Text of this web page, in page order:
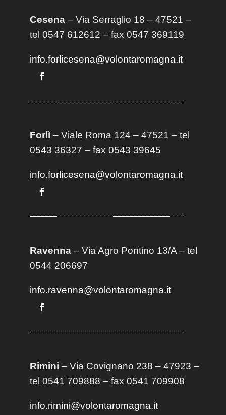
Cesena– Via Serraglio 18 – 47521 –
tel 0547 612612 – fax 0547 369119
info.forlicesena@volontaromagna.it
Forlì – Viale Roma 124 – 47521 – tel
0543 36327 – fax 0543 39645
info.forlicesena@volontaromagna.it
Ravenna– Via Agro Pontino 13/A– tel
0544 206697
info.ravenna@volontaromagna.it
Rimini – Via Covignano 238 – 47923 –
tel 0541 709888 – fax 0541 709908
info.rimini@volontaromagna.it